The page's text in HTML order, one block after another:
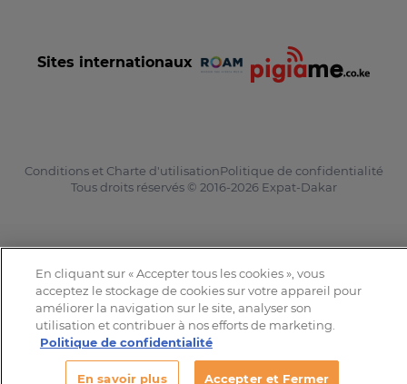
Sites internationaux
Conditions et Charte d'utilisationPolitique de confidentialité
Tous droits réservés © 2016-2026 Expat-Dakar
En cliquant sur « Accepter tous les cookies », vous
acceptez le stockage de cookies sur votre appareil pour
améliorer la navigation sur le site, analyser son
utilisation et contribuer à nos efforts de marketing.
Politique de confidentialité
En savoir plus Accepter et Fermer